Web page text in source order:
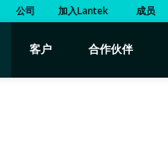
公司 加入Lantek 成员
客户 合作伙伴